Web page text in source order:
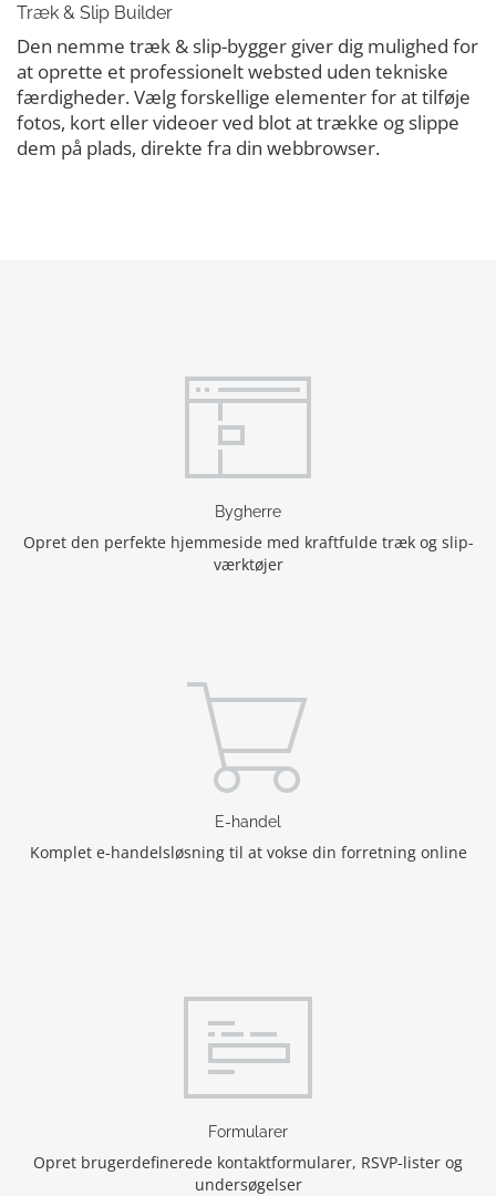
Træk & Slip Builder
Den nemme træk & slip-bygger giver dig mulighed for
at oprette et professionelt websted uden tekniske
færdigheder. Vælg forskellige elementer for at tilføje
fotos, kort eller videoer ved blot at trække og slippe
dem på plads, direkte fra din webbrowser.
Bygherre
Opret den perfekte hjemmeside med kraftfulde træk og slip-
værktøjer
E-handel
Komplet e-handelsløsning til at vokse din forretning online
Formularer
Opret brugerdefinerede kontaktformularer, RSVP-lister og
undersøgelser